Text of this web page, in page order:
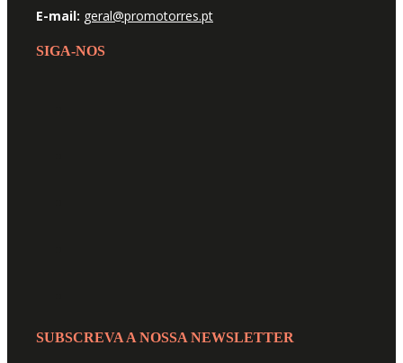
E-mail: geral@promotorres.pt
SIGA-NOS
SUBSCREVA A NOSSA NEWSLETTER